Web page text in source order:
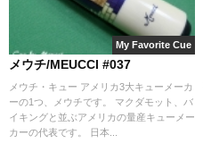
My Favorite Cue
メウチ/MEUCCI #037
メウチ・キュー アメリカ3大キューメーカ
ーの1つ、メウチです。 マクダモット、バ
イキングと並ぶアメリカの量産キューメー
カーの代表です。 日本...